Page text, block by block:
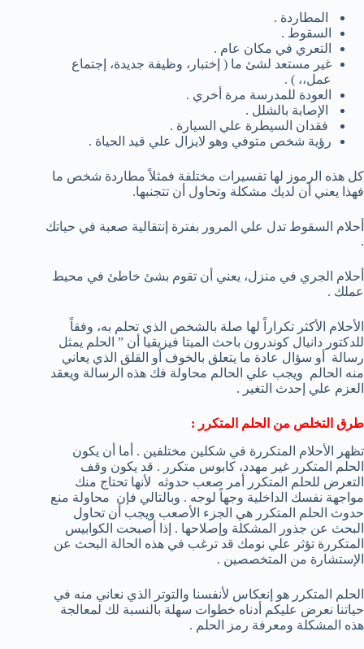
المطاردة .
السقوط .
التعري في مكان عام .
غير مستعد لشئ ما ( إختبار، وظيفة جديدة، إجتماع
عمل،، ) .
العودة للمدرسة مرة أخري .
الإصابة بالشلل .
فقدان السيطرة علي السيارة .
رؤية شخص متوفي وهو لايزال علي قيد الحياة .
كل هذه الرموز لها تفسيرات مختلفة فمثلاً مطاردة شخص ما
فهذا يعني أن لديك مشكلة وتحاول أن تتجنبها.
أحلام السقوط تدل علي المرور بفترة إنتقالية صعبة في حياتك
.
أحلام الجري في منزل، يعني أن تقوم بشئ خاطئ في محيط
عملك .
الأحلام الأكثر تكراراً لها صلة بالشخص الذي تحلم به، وفقاً
للدكتور دانيال كوندرون باحث الميتا فيزيقيا أن ” الحلم يمثل
رسالة أو سؤال عادة ما يتعلق بالخوف أو القلق الذي يعاني
منه الحالم ويجب علي الحالم محاولة فك هذه الرسالة ويعقد
العزم علي إحدث التغير .
طرق التخلص من الحلم المتكرر :
تظهر الأحلام المتكررة في شكلين مختلفين . أما أن يكون
الحلم المتكرر غير مهدد، كابوس متكرر . قد يكون وقف
التعرض للحلم المتكرر أمر صعب حدوثه لأنها تحتاج منك
مواجهة نفسك الداخلية وجهاً لوجه . وبالتالي فإن محاولة منع
حدوث الحلم المتكرر هي الجزء الأصعب ويجب أن تحاول
البحث عن جذور المشكلة وإصلاحها . إذا أصبحت الكوابيس
المتكررة تؤثر علي نومك قد ترغب في هذه الحالة البحث عن
الإستشارة من المتخصصين .
الحلم المتكرر هو إنعكاس لأنفسنا والتوتر الذي نعاني منه في
حياتنا نعرض عليكم أدناه خطوات سهلة بالنسبة لك لمعالجة
هذه المشكلة ومعرفة رمز الحلم .